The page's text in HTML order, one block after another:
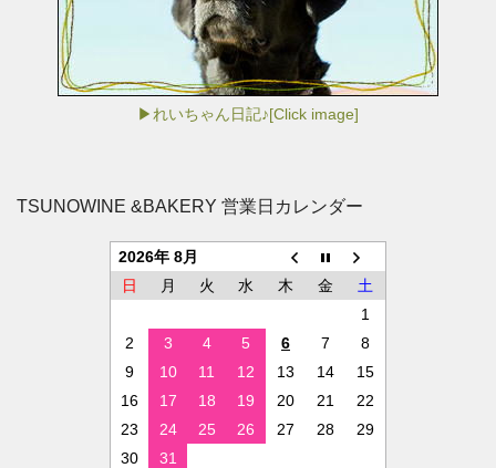
▶れいちゃん日記♪[Click image]
TSUNOWINE &BAKERY 営業日カレンダー
2026年 8月
日
月 火 水 木 金
土
1
2
3 4 5 6 7
8
9
10 11 12 13 14
15
16
17 18 19 20 21
22
23
24 25 26 27 28
29
30
31